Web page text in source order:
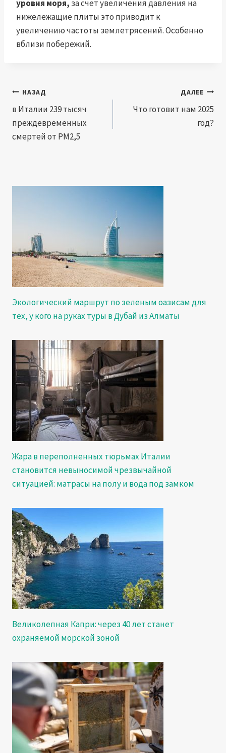
уровня моря, за счет увеличения давления на
нижележащие плиты это приводит к
увеличению частоты землетрясений. Особенно
вблизи побережий.
Навигация
по
записям
НАЗАД
в Италии 239 тысяч
преждевременных
смертей от PM2,5
ДАЛЕЕ
Что готовит нам 2025
год?
Экологический маршрут по зеленым оазисам для
тех, у кого на руках туры в Дубай из Алматы
Жара в переполненных тюрьмах Италии
становится невыносимой чрезвычайной
ситуацией: матрасы на полу и вода под замком
Великолепная Капри: через 40 лет станет
охраняемой морской зоной